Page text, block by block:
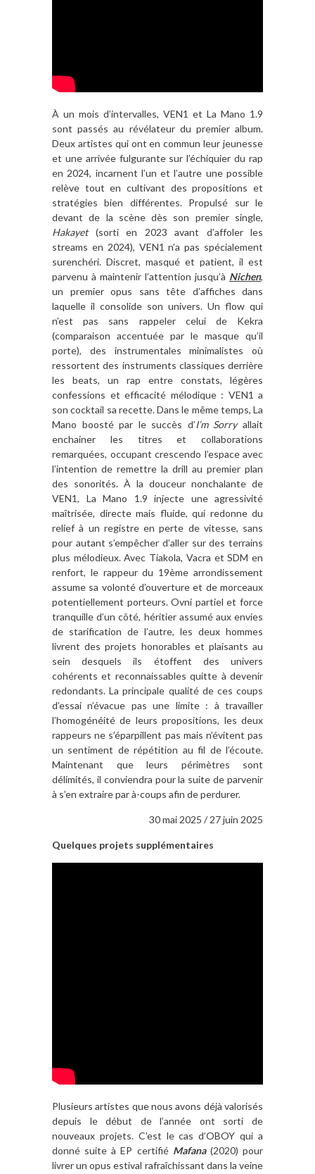
À un mois d’intervalles, VEN1 et La Mano 1.9
sont passés au révélateur du premier album.
Deux artistes qui ont en commun leur jeunesse
et une arrivée fulgurante sur l’échiquier du rap
en 2024, incarnent l’un et l’autre une possible
relève tout en cultivant des propositions et
stratégies bien différentes. Propulsé sur le
devant de la scène dès son premier single,
Hakayet(sorti en 2023 avant d’affoler les
streams en 2024), VEN1 n’a pas spécialement
surenchéri. Discret, masqué et patient, il est
parvenu à maintenir l’attention jusqu’à Nichen,
un premier opus sans tête d’affiches dans
laquelle il consolide son univers. Un flow qui
n’est pas sans rappeler celui de Kekra
(comparaison accentuée par le masque qu’il
porte), des instrumentales minimalistes où
ressortent des instruments classiques derrière
les beats, un rap entre constats, légères
confessions et efficacité mélodique : VEN1 a
son cocktail sa recette. Dans le même temps, La
Mano boosté par le succès d’I’m Sorryallait
enchainer les titres et collaborations
remarquées, occupant crescendo l’espace avec
l’intention de remettre la drill au premier plan
des sonorités. À la douceur nonchalante de
VEN1, La Mano 1.9 injecte une agressivité
maîtrisée, directe mais fluide, qui redonne du
relief à un registre en perte de vitesse, sans
pour autant s’empêcher d’aller sur des terrains
plus mélodieux. Avec Tiakola, Vacra et SDM en
renfort, le rappeur du 19ème arrondissement
assume sa volonté d’ouverture et de morceaux
potentiellement porteurs. Ovni partiel et force
tranquille d’un côté, héritier assumé aux envies
de starification de l’autre, les deux hommes
livrent des projets honorables et plaisants au
sein desquels ils étoffent des univers
cohérents et reconnaissables quitte à devenir
redondants. La principale qualité de ces coups
d’essai n’évacue pas une limite : à travailler
l’homogénéité de leurs propositions, les deux
rappeurs ne s’éparpillent pas mais n’évitent pas
un sentiment de répétition au fil de l’écoute.
Maintenant que leurs périmètres sont
délimités, il conviendra pour la suite de parvenir
à s’en extraire par à-coups afin de perdurer.
30 mai 2025 / 27 juin 2025
Quelques projets supplémentaires
Plusieurs artistes que nous avons déjà valorisés
depuis le début de l’année ont sorti de
nouveaux projets. C’est le cas d’OBOY qui a
donné suite à EP certifié Mafana (2020) pour
livrer un opus estival rafraîchissant dans la veine